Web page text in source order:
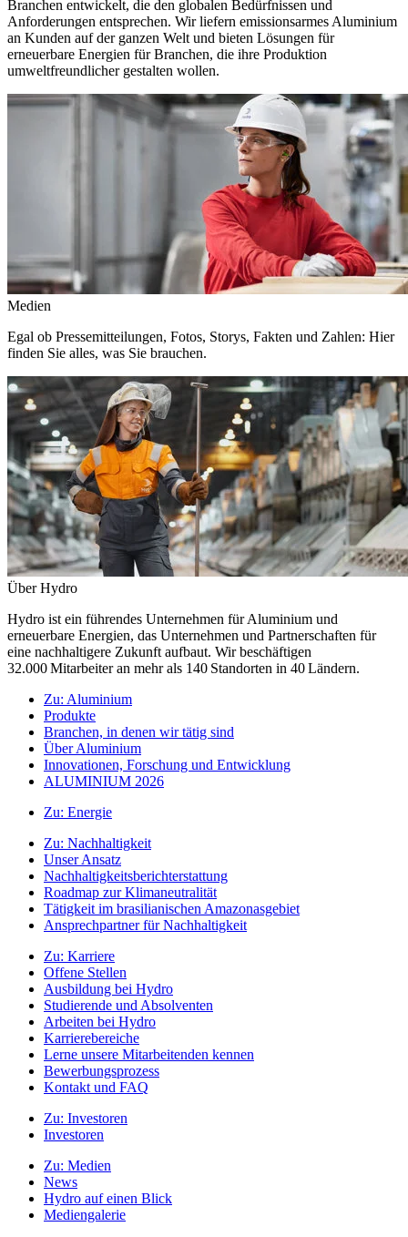
Branchen entwickelt, die den globalen Bedürfnissen und
Anforderungen entsprechen. Wir liefern emissionsarmes Aluminium
an Kunden auf der ganzen Welt und bieten Lösungen für
erneuerbare Energien für Branchen, die ihre Produktion
umweltfreundlicher gestalten wollen.
Medien
Egal ob Pressemitteilungen, Fotos, Storys, Fakten und Zahlen: Hier
finden Sie alles, was Sie brauchen.
Über Hydro
Hydro ist ein führendes Unternehmen für Aluminium und
erneuerbare Energien, das Unternehmen und Partnerschaften für
eine nachhaltigere Zukunft aufbaut. Wir beschäftigen
32.000 Mitarbeiter an mehr als 140 Standorten in 40 Ländern.
Zu: Aluminium
Produkte
Branchen, in denen wir tätig sind
Über Aluminium
Innovationen, Forschung und Entwicklung
ALUMINIUM 2026
Zu: Energie
Zu: Nachhaltigkeit
Unser Ansatz
Nachhaltigkeitsberichterstattung
Roadmap zur Klimaneutralität
Tätigkeit im brasilianischen Amazonasgebiet
Ansprechpartner für Nachhaltigkeit
Zu: Karriere
Offene Stellen
Ausbildung bei Hydro
Studierende und Absolventen
Arbeiten bei Hydro
Karrierebereiche
Lerne unsere Mitarbeitenden kennen
Bewerbungsprozess
Kontakt und FAQ
Zu: Investoren
Investoren
Zu: Medien
News
Hydro auf einen Blick
Mediengalerie